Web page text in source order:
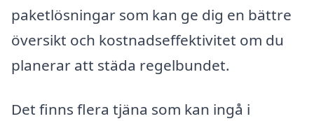
paketlösningar som kan ge dig en bättre
översikt och kostnadseffektivitet om du
planerar att städa regelbundet.
Det finns flera tjäna som kan ingå i